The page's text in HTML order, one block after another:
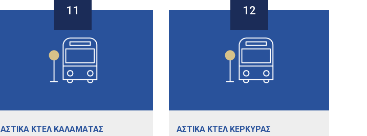
11
ΑΣΤΙΚΑ ΚΤΕΛ ΚΑΛΑΜΑΤΑΣ
12
ΑΣΤΙΚΑ ΚΤΕΛ ΚΕΡΚΥΡΑΣ